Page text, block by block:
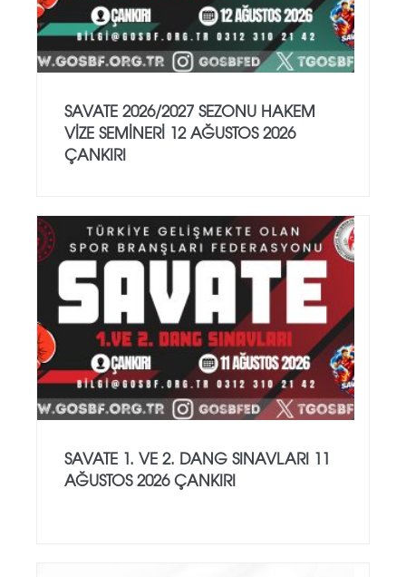
SAVATE 2026/2027 SEZONU HAKEM
VİZE SEMİNERİ 12 AĞUSTOS 2026
ÇANKIRI
SAVATE 1. VE 2. DANG SINAVLARI 11
AĞUSTOS 2026 ÇANKIRI